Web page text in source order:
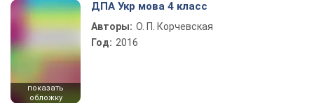
показать
обложку
ДПА Укр мова 4 класс
Авторы: О. П. Корчевская
Год: 2016